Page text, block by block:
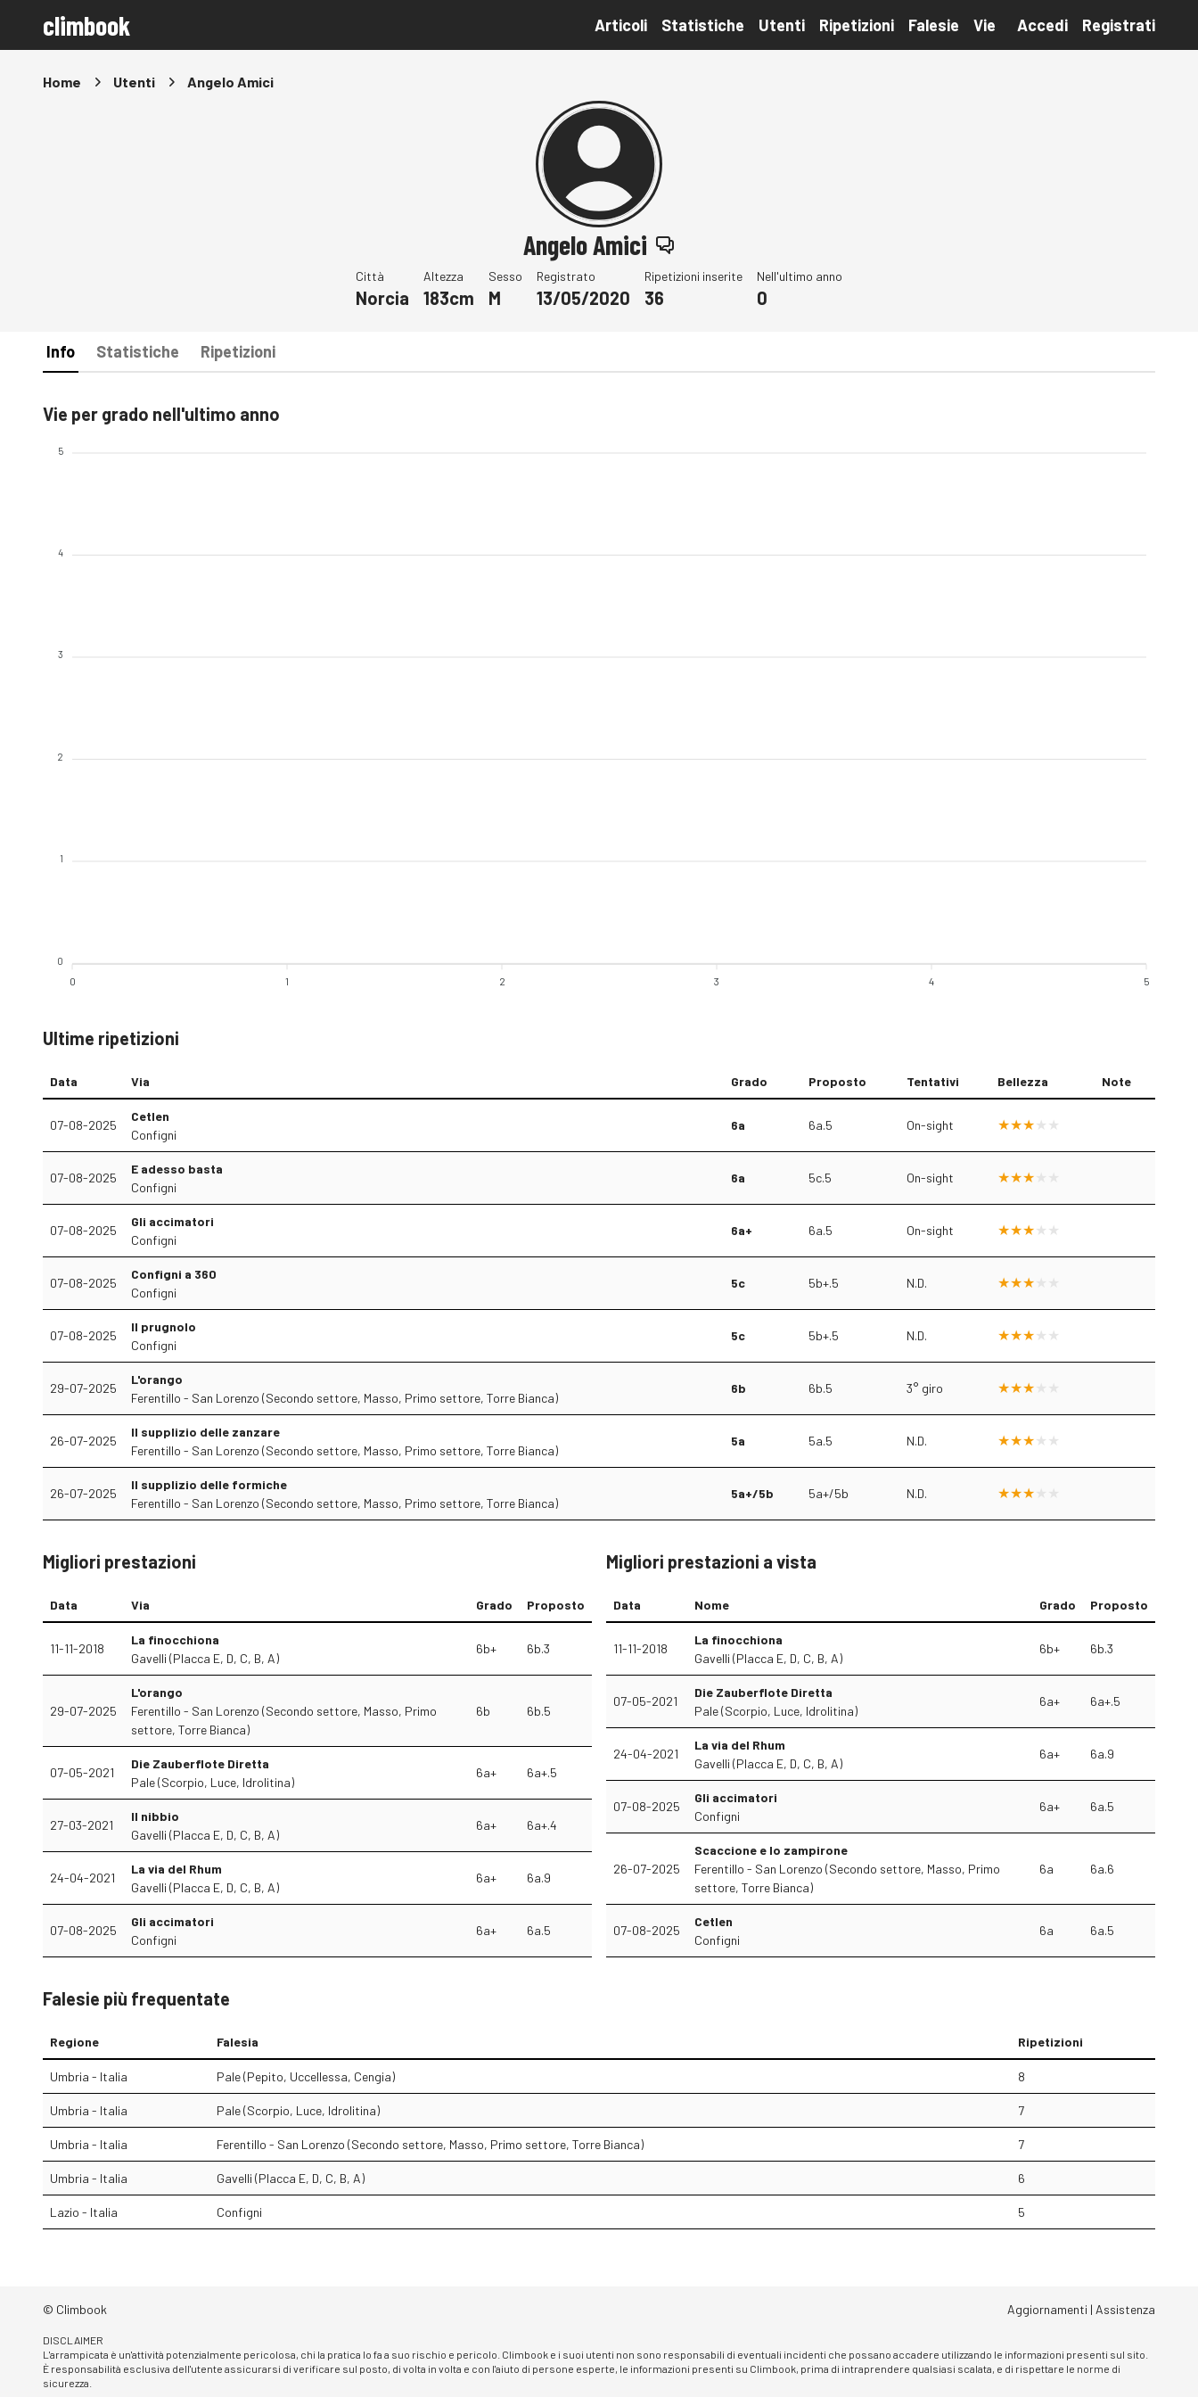
climbook Articoli Statistiche Utenti Ripetizioni Falesie Vie Accedi Registrati
Home Utenti Angelo Amici
Angelo Amici
Città
Norcia
Altezza
183cm
Sesso
M
Registrato
13/05/2020
Ripetizioni inserite
36
Nell'ultimo anno
0
Info Statistiche Ripetizioni
Vie per grado nell'ultimo anno
5
4
3
2
1
0
0 1 2 3 4 5
Ultime ripetizioni
Data Via Grado Proposto Tentativi Bellezza Note
07-08-2025
Cetlen
Configni
6a 6a.5 On-sight
07-08-2025
E adesso basta
Configni
6a 5c.5 On-sight
07-08-2025
Gli accimatori
Configni
6a+ 6a.5 On-sight
07-08-2025
Configni a 360
Configni
5c 5b+.5 N.D.
07-08-2025
Il prugnolo
Configni
5c 5b+.5 N.D.
29-07-2025
L'orango
Ferentillo - San Lorenzo (Secondo settore, Masso, Primo settore, Torre Bianca)
6b 6b.5 3° giro
26-07-2025
Il supplizio delle zanzare
Ferentillo - San Lorenzo (Secondo settore, Masso, Primo settore, Torre Bianca)
5a 5a.5 N.D.
26-07-2025
Il supplizio delle formiche
Ferentillo - San Lorenzo (Secondo settore, Masso, Primo settore, Torre Bianca)
5a+/5b 5a+/5b N.D.
Migliori prestazioni
Data Via Grado Proposto
11-11-2018
La finocchiona
Gavelli (Placca E, D, C, B, A)
6b+ 6b.3
29-07-2025
L'orango
Ferentillo - San Lorenzo (Secondo settore, Masso, Primo
settore, Torre Bianca)
6b 6b.5
07-05-2021
Die Zauberflote Diretta
Pale (Scorpio, Luce, Idrolitina)
6a+ 6a+.5
27-03-2021
Il nibbio
Gavelli (Placca E, D, C, B, A)
6a+ 6a+.4
24-04-2021
La via del Rhum
Gavelli (Placca E, D, C, B, A)
6a+ 6a.9
07-08-2025
Gli accimatori
Configni
6a+ 6a.5
Migliori prestazioni a vista
Data Nome Grado Proposto
11-11-2018
La finocchiona
Gavelli (Placca E, D, C, B, A)
6b+ 6b.3
07-05-2021
Die Zauberflote Diretta
Pale (Scorpio, Luce, Idrolitina)
6a+ 6a+.5
24-04-2021
La via del Rhum
Gavelli (Placca E, D, C, B, A)
6a+ 6a.9
07-08-2025
Gli accimatori
Configni
6a+ 6a.5
26-07-2025
Scaccione e lo zampirone
Ferentillo - San Lorenzo (Secondo settore, Masso, Primo
settore, Torre Bianca)
6a 6a.6
07-08-2025
Cetlen
Configni
6a 6a.5
Falesie più frequentate
Regione Falesia Ripetizioni
Umbria - Italia Pale (Pepito, Uccellessa, Cengia) 8
Umbria - Italia Pale (Scorpio, Luce, Idrolitina) 7
Umbria - Italia Ferentillo - San Lorenzo (Secondo settore, Masso, Primo settore, Torre Bianca) 7
Umbria - Italia Gavelli (Placca E, D, C, B, A) 6
Lazio - Italia Configni 5
© Climbook Aggiornamenti | Assistenza
DISCLAIMER
L'arrampicata è un'attività potenzialmente pericolosa, chi la pratica lo fa a suo rischio e pericolo. Climbook e i suoi utenti non sono responsabili di eventuali incidenti che possano accadere utilizzando le informazioni presenti sul sito.
È responsabilità esclusiva dell'utente assicurarsi di verificare sul posto, di volta in volta e con l'aiuto di persone esperte, le informazioni presenti su Climbook, prima di intraprendere qualsiasi scalata, e di rispettare le norme di
sicurezza.